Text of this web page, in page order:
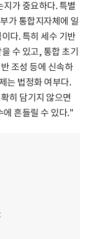
가 중요하다. 특별
가 통합지자체에 일
다. 특히 세수 기반
수 있고, 통합 초기
조성 등에 신속하
는 법정화 여부다.
히 담기지 않으면
에 흔들릴 수 있다."